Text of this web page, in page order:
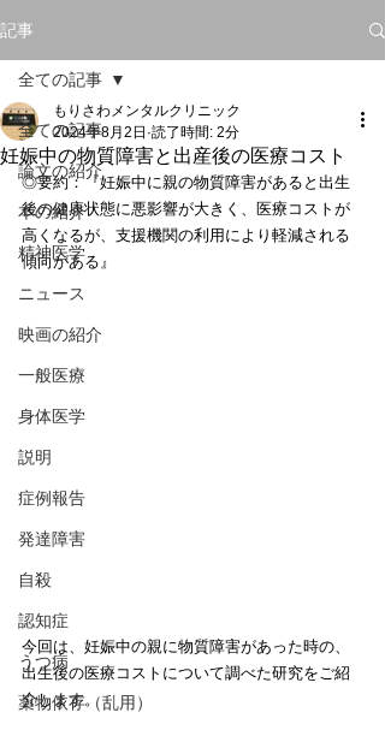
記事
全ての記事
論文の紹介
本の紹介
精神医学
ニュース
映画の紹介
一般医療
身体医学
説明
症例報告
発達障害
自殺
認知症
うつ病
薬物依存（乱用）
全ての記事
妊娠中の物質障害と出産後の医療コスト
もりさわメンタルクリニック
2024年8月2日 読了時間: 2分
◎要約：『妊娠中に親の物質障害があると出生
後の健康状態に悪影響が大きく、医療コストが
高くなるが、支援機関の利用により軽減される
傾向がある』
今回は、妊娠中の親に物質障害があった時の、
出生後の医療コストについて調べた研究をご紹
介します。